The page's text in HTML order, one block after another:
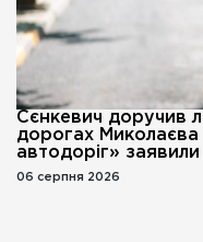
Сєнкевич доручив
дорогах
автодоріг»
06 серпня 2026